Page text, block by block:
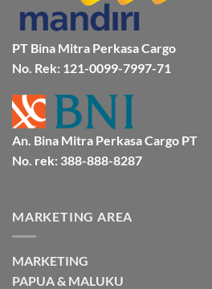
&
Aman
Bersama
Bmp
Cargo
PT Bina Mitra Perkasa Cargo
No. Rek: 121-0099-7997-71
An. Bina Mitra Perkasa Cargo PT
No. rek: 388-888-8287
MARKETING AREA
MARKETING
PAPUA & MALUKU